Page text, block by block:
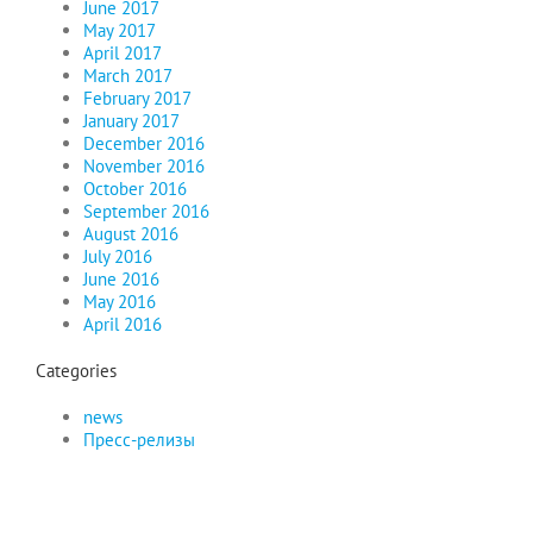
June 2017
May 2017
April 2017
March 2017
February 2017
January 2017
December 2016
November 2016
October 2016
September 2016
August 2016
July 2016
June 2016
May 2016
April 2016
Categories
news
Пресс-релизы